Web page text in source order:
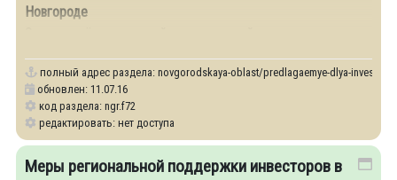
Новгороде
полный адрес раздела: novgorodskaya-oblast/predlagaemye-dlya-
обновлен: 11.07.16
код раздела: ngr.f72
редактировать: нет доступа
Меры региональной поддержки инвесторов в